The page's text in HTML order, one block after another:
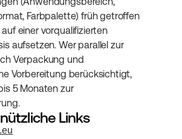
Farbpalette) früh getroffen
einer vorqualifizierten
aufsetzen. Wer parallel zur
Verpackung und
Vorbereitung berücksichtigt,
5 Monaten zur
Links